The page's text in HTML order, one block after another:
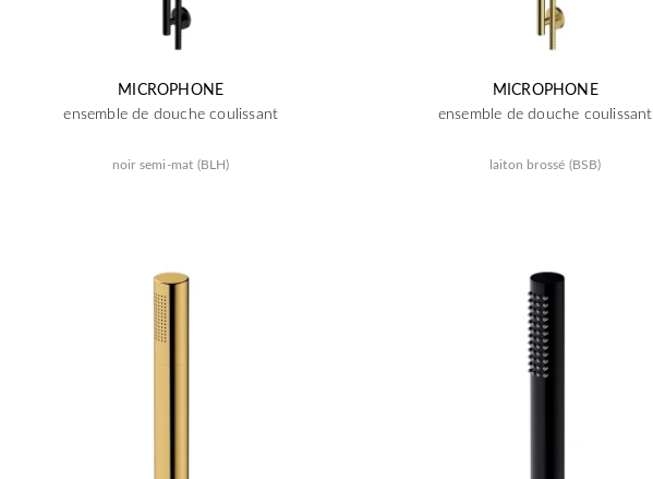
MICROPHONE
ensemble de douche coulissant
noir semi-mat (BLH)
MICROPHONE
ensemble de douche coulissant
laiton brossé (BSB)